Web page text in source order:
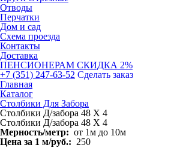
Отводы
Перчатки
Дом и сад
Схема проезда
Контакты
Доставка
ПЕНСИОНЕРАМ СКИДКА 2%
+7 (351) 247-63-52 Сделать заказ
Главная
Каталог
Столбики Для Забора
Столбики Д/забора 48 Х 4
Столбики Д/забора 48 Х 4
Мерность/метр: от 1м до 10м
Цена за 1 м/руб.: 250